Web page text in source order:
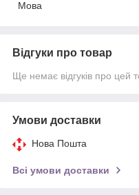
Мова
Відгуки про товар
Ще немає відгуків про цей
Умови доставки
Нова Пошта
Всі умови доставки